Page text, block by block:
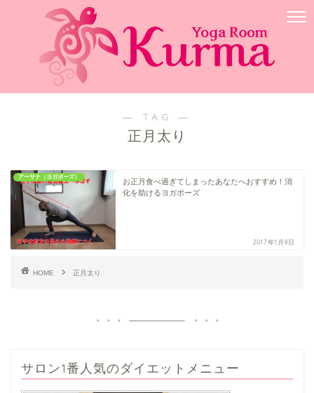
― TAG ―
正月太り
アーサナ（ヨガポーズ）
お正月食べ過ぎてしまったあなたへおすすめ！消
化を助けるヨガポーズ
2017年1月8日
HOME 正月太り
サロン1番人気のダイエットメニュー